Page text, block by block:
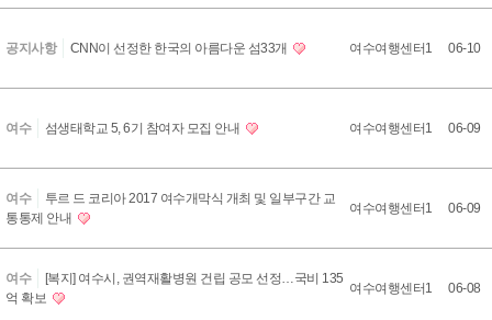
3공지사항 CNN이 선정한 한국의 아름다운 섬33개 여수여행센터1 06-10
3여수 섬생태학교 5, 6기 참여자 모집 안내 여수여행센터1 06-09
여수
투르 드 코리아 2017 여수개막식 개최 및 일부구간 교
통통제 안내
여수여행센터1 06-09
여수
[복지] 여수시, 권역재활병원 건립 공모 선정…국비 135
억 확보
여수여행센터1 06-08